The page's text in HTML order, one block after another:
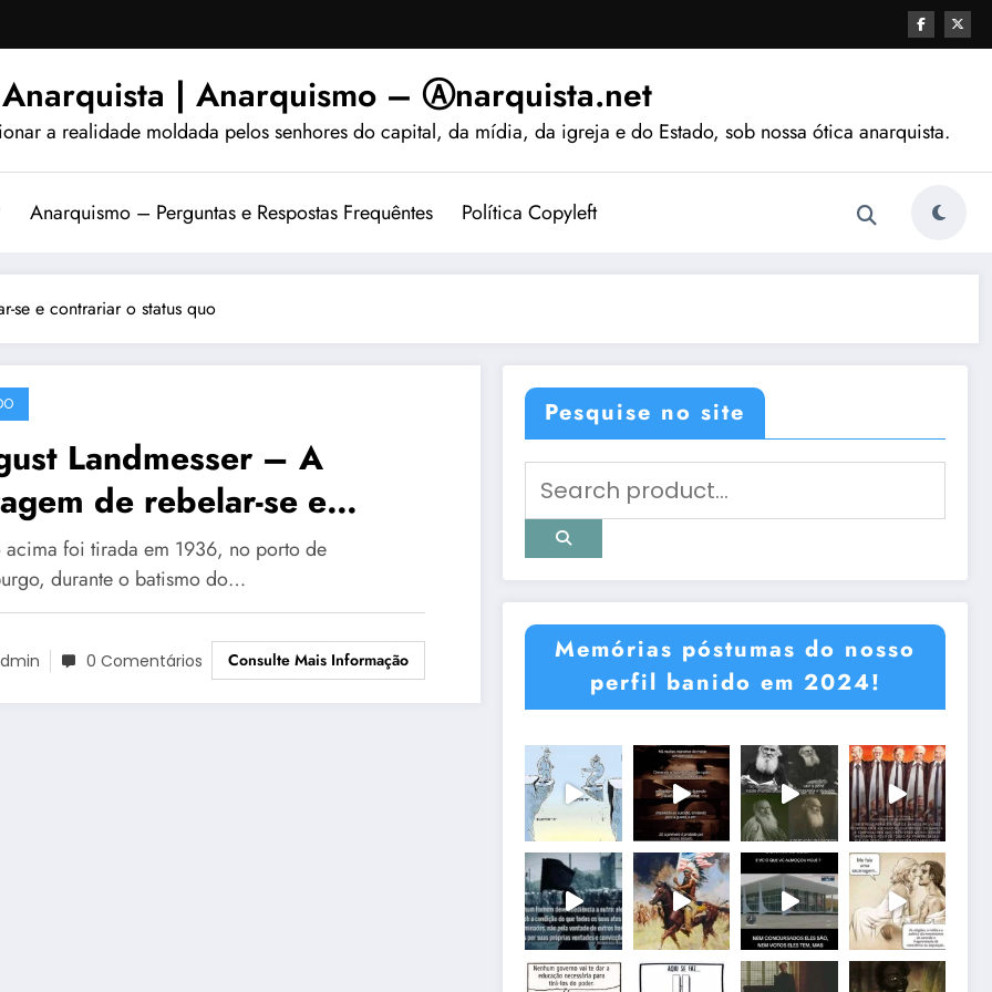
| Anarquismo – Ⓐnarquista.net
a realidade moldada pelos senhores do capital, da mídia, da igreja e do Estado, sob nossa ótica anarquista.
Anarquismo – Perguntas e Respostas Frequêntes Política Copyleft
se e contrariar o status quo
Landmesser – A
de rebelar-se e
o “status quo”
acima foi tirada em 1936, no porto de
durante o batismo do…
0 Comentários Consulte Mais Informação
Pesquise no site
Memórias póstumas do nosso
perfil banido em 2024!